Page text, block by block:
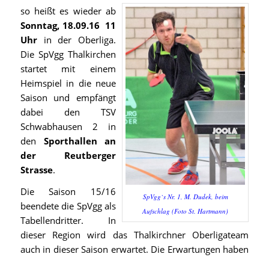
SpVgg`s Nr. 1, M. Dudek, beim
Aufschlag (Foto St. Hartmann)
so heißt es wieder ab
Sonntag, 18.09.16 11
Uhrin der Oberliga.
Die SpVgg Thalkirchen
startet mit einem
Heimspiel in die neue
Saison und empfängt
dabei den TSV
Schwabhausen 2 in
den Sporthallen an
der Reutberger
Strasse.
Die Saison 15/16
beendete die SpVgg als
Tabellendritter. In
dieser Region wird das Thalkirchner Oberligateam
auch in dieser Saison erwartet. Die Erwartungen haben